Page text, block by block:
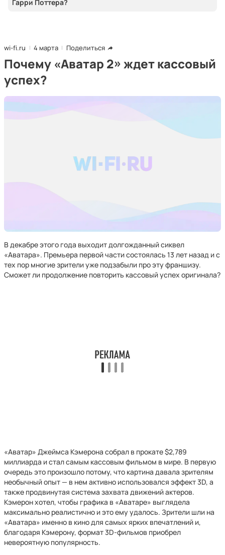
Гарри Поттера?
wi-fi.ru 4 марта Поделиться
Почему «Аватар 2» ждет кассовый
успех?
В декабре этого года выходит долгожданный сиквел
«Аватара». Премьера первой части состоялась 13 лет назад и с
тех пор многие зрители уже подзабыли про эту франшизу.
Сможет ли продолжение повторить кассовый успех оригинала?
«Аватар» Джеймса Кэмерона собрал в прокате $2,789
миллиарда и стал самым кассовым фильмом в мире. В первую
очередь это произошло потому, что картина давала зрителям
необычный опыт — в нем активно использовался эффект 3D, а
также продвинутая система захвата движений актеров.
Кэмерон хотел, чтобы графика в «Аватаре» выглядела
максимально реалистично и это ему удалось. Зрители шли на
«Аватара» именно в кино для самых ярких впечатлений и,
благодаря Кэмерону, формат 3D-фильмов приобрел
невероятную популярность.